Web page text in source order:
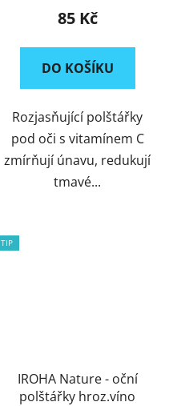
únavě
85 Kč
DO KOŠÍKU
Rozjasňující polštářky
pod oči s vitamínem C
zmírňují únavu, redukují
tmavé...
TIP
IROHA Nature - oční
polštářky hroz.víno